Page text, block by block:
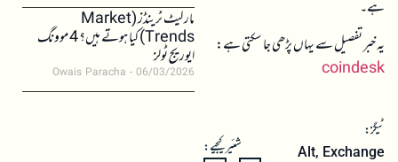
ہے۔
یہ خبر تفصیل سے یہاں پڑھی جا سکتی ہے:
coindesk
ٹیگز:
Alt, Exchange شئیر کیجیے:
مارکیٹ ٹرینڈز (Market
Trends) کیا ہوتے ہیں؟ 4 موونگ
ایوریج ٹولز
Owais Paracha 06/03/2026